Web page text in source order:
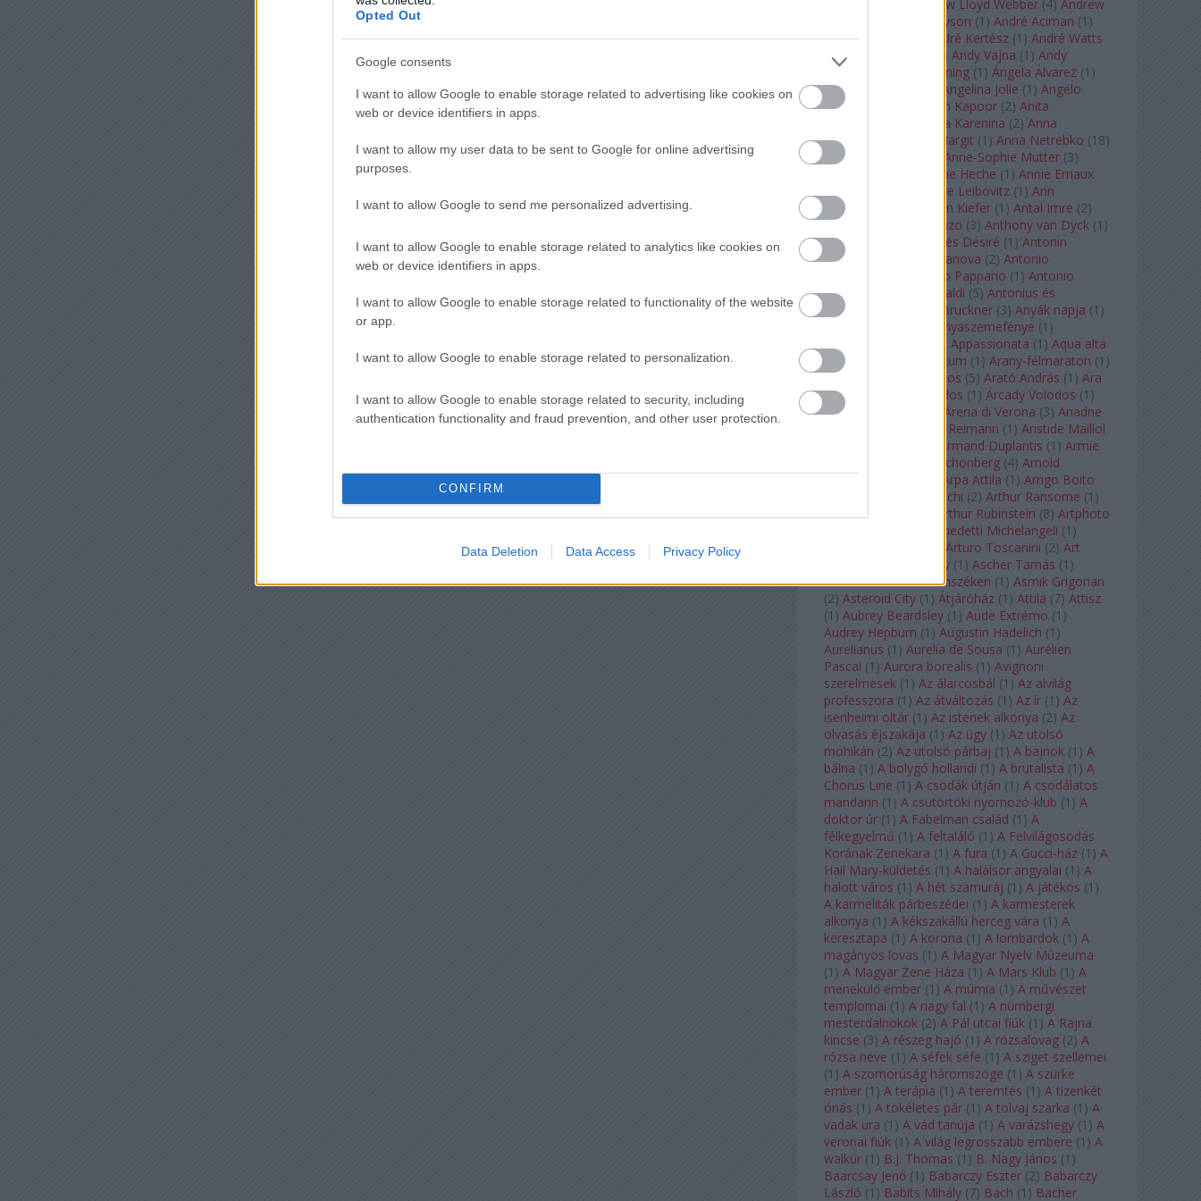
Opted Out
Google consents
I want to allow Google to enable storage related to advertising like cookies on
web or device identifiers in apps.
I want to allow my user data to be sent to Google for online advertising
purposes.
I want to allow Google to send me personalized advertising.
I want to allow Google to enable storage related to analytics like cookies on
web or device identifiers in apps.
I want to allow Google to enable storage related to functionality of the website
or app.
I want to allow Google to enable storage related to personalization.
I want to allow Google to enable storage related to security, including
authentication functionality and fraud prevention, and other user protection.
CONFIRM
Data Deletion Data Access Privacy Policy
Tarkovszkij
Andrew Lloyd Webber (4) Andrew
Andrew Tyson (1 ) André Aciman (1 )
André Chenier
André Kertész (1 ) André Watts
1) Andris Nelsons ) Andy Vajna (1 ) Andy
Warhol
Anette Bening (1 ) Ángela Álvarez (1 )
Angela Lansbury
Angelina Jolie (1 ) Angelo
Badalamenti
Anish Kapoor (2) Anita
Anna Karenina (2) Anna
Karenyina
Anna Margit (1 ) Anna Netrebko (18)
Anna Vinnitskaya
Anne-Sophie Mutter (3)
Anne Heche (1 ) Annie Ernaux
Annie Leibovitz (1 ) Ann
Napolitano
Anselm Kiefer (1 ) Antal Imre (2)
Anthony Roth Costanzo (3) Anthony van Dyck (1 )
Antinous
Antoine és Désiré (1 ) Antonin
Dvorák
Antonio Canova (2) Antonio
Antonio Pappano (1 ) Antonio
Salieri
Antonio Vivaldi (5) Antonius és
Kleopátra
Anton Bruckner (3) Anyák napja (1 )
Anyaszemefénye (1 )
Appassionata (1 ) Aqua alta
Aquileia Aquincum (1 ) Arany-félmaraton (1 )
Aranytíz
Arany János (5) Arató András (1 ) Ara
Pacis
Arcadi Volodos (1 ) Arcady Volodos (1 )
Arcangelo Corelli
Arena di Verona (3) Ariadne
Aribert Reimann (1 ) Aristide Maillol
Armand Duplantis (1 ) Armie
Arnold Schönberg (4) Arnold
Schwarzenegger
Árpa Attila (1 ) Arrigo Boito
Artemisia Gentileschi (2) Arthur Ransome (1 )
Arthur Rimbaud
Arthur Rubinstein (8) Artphoto
Arturo Benedetti Michelangeli (1 )
Arturo Toscanini (2) Art
Art Shay (1 ) Ascher Tamás (1 )
Ascher Tamás Háromszéken (1 ) Asmik Grigorian
(2) Asteroid City (1 ) Átjáróház (1 ) Attila (7) Attisz
(1 ) Aubrey Beardsley (1 ) Aude Extrémo (1 )
Audrey Hepburn (1 ) Augustin Hadelich (1 )
Aurelianus (1 ) Aurelia de Sousa (1 ) Aurélien
Pascal (1 ) Aurora borealis (1 ) Avignoni
szerelmesek (1 ) Az álarcosbál (1 ) Az alvilág
professzora (1 ) Az átváltozás (1 ) Az ír (1 ) Az
isenheimi oltár (1 ) Az istenek alkonya (2) Az
olvasás éjszakája (1 ) Az ügy (1 ) Az utolsó
mohikán (2) Az utolsó párbaj (1 ) A bajnok (1 ) A
bálna (1 ) A bolygó hollandi (1 ) A brutalista (1 ) A
Chorus Line (1 ) A csodák útján (1 ) A csodálatos
mandarin (1 ) A csütörtöki nyomozó-klub (1 ) A
doktor úr (1 ) A Fabelman család (1 ) A
félkegyelmű (1 ) A feltaláló (1 ) A Felvilágosodás
Korának Zenekara (1 ) A fura (1 ) A Gucci-ház (1 ) A
Hail Mary-küldetés (1 ) A halálsor angyalai (1 ) A
halott város (1 ) A hét szamuráj (1 ) A játékos (1 )
A karmeliták párbeszédei (1 ) A karmesterek
alkonya (1 ) A kékszakállú herceg vára (1 ) A
keresztapa (1 ) A korona (1 ) A lombardok (1 ) A
magányos lovas (1 ) A Magyar Nyelv Múzeuma
(1 ) A Magyar Zene Háza (1 ) A Mars Klub (1 ) A
menekülő ember (1 ) A múmia (1 ) A művészet
templomai (1 ) A nagy fal (1 ) A nürnbergi
mesterdalnokok (2) A Pál utcai fiúk (1 ) A Rajna
kincse (3) A részeg hajó (1 ) A rózsalovag (2) A
rózsa neve (1 ) A séfek séfe (1 ) A sziget szellemei
(1 ) A szomorúság háromszöge (1 ) A szürke
ember (1 ) A terápia (1 ) A teremtés (1 ) A tizenkét
óriás (1 ) A tökéletes pár (1 ) A tolvaj szarka (1 ) A
vadak ura (1 ) A vád tanúja (1 ) A varázshegy (1 ) A
veronai fiúk (1 ) A világ legrosszabb embere (1 ) A
walkür (1 ) B.J. Thomas (1 ) B. Nagy János (1 )
Baarcsay Jenő (1 ) Babarczy Eszter (2) Babarczy
László (1 ) Babits Mihály (7) Bach (1 ) Bächer